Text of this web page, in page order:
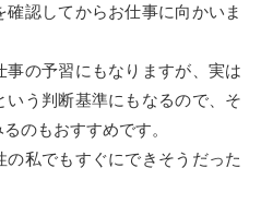
認してからお仕事に向かいま
事の予習にもなりますが、実は
いう判断基準にもなるので、そ
のもおすすめです。
の私でもすぐにできそうだった